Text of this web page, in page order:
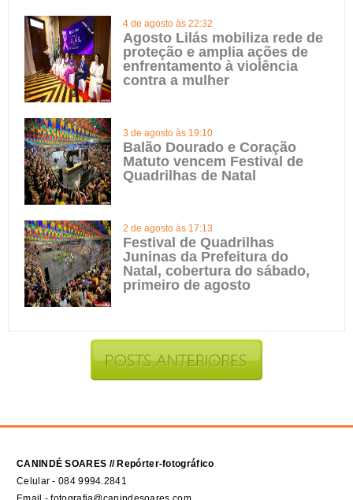
4 de agosto às 22:32
Agosto Lilás mobiliza rede de
proteção e amplia ações de
enfrentamento à violência
contra a mulher
3 de agosto às 19:10
Balão Dourado e Coração
Matuto vencem Festival de
Quadrilhas de Natal
2 de agosto às 17:13
Festival de Quadrilhas
Juninas da Prefeitura do
Natal, cobertura do sábado,
primeiro de agosto
CANINDÉ SOARES // Repórter-fotográfico
Celular - 084 9994.2841